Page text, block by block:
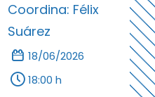
Coordina: Félix
Suárez
18/06/2026
18:00 h